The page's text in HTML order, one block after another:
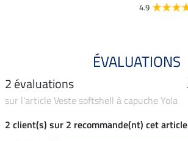
4.9
ÉVALUATIONS
2 évaluations
sur l'article Veste softshell à capuche Yola
2 client(s) sur 2 recommande(nt) cet article